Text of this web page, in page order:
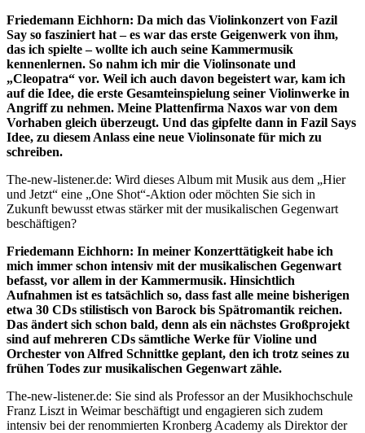
Friedemann Eichhorn: Da mich das Violinkonzert von Fazil
Say so fasziniert hat – es war das erste Geigenwerk von ihm,
das ich spielte – wollte ich auch seine Kammermusik
kennenlernen. So nahm ich mir die Violinsonate und
„Cleopatra“ vor. Weil ich auch davon begeistert war, kam ich
auf die Idee, die erste Gesamteinspielung seiner Violinwerke in
Angriff zu nehmen. Meine Plattenfirma Naxos war von dem
Vorhaben gleich überzeugt. Und das gipfelte dann in Fazil Says
Idee, zu diesem Anlass eine neue Violinsonate für mich zu
schreiben.
The-new-listener.de: Wird dieses Album mit Musik aus dem „Hier
und Jetzt“ eine „One Shot“-Aktion oder möchten Sie sich in
Zukunft bewusst etwas stärker mit der musikalischen Gegenwart
beschäftigen?
Friedemann Eichhorn: In meiner Konzerttätigkeit habe ich
mich immer schon intensiv mit der musikalischen Gegenwart
befasst, vor allem in der Kammermusik. Hinsichtlich
Aufnahmen ist es tatsächlich so, dass fast alle meine bisherigen
etwa 30 CDs stilistisch von Barock bis Spätromantik reichen.
Das ändert sich schon bald, denn als ein nächstes Großprojekt
sind auf mehreren CDs sämtliche Werke für Violine und
Orchester von Alfred Schnittke geplant, den ich trotz seines zu
frühen Todes zur musikalischen Gegenwart zähle.
The-new-listener.de: Sie sind als Professor an der Musikhochschule
Franz Liszt in Weimar beschäftigt und engagieren sich zudem
intensiv bei der renommierten Kronberg Academy als Direktor der